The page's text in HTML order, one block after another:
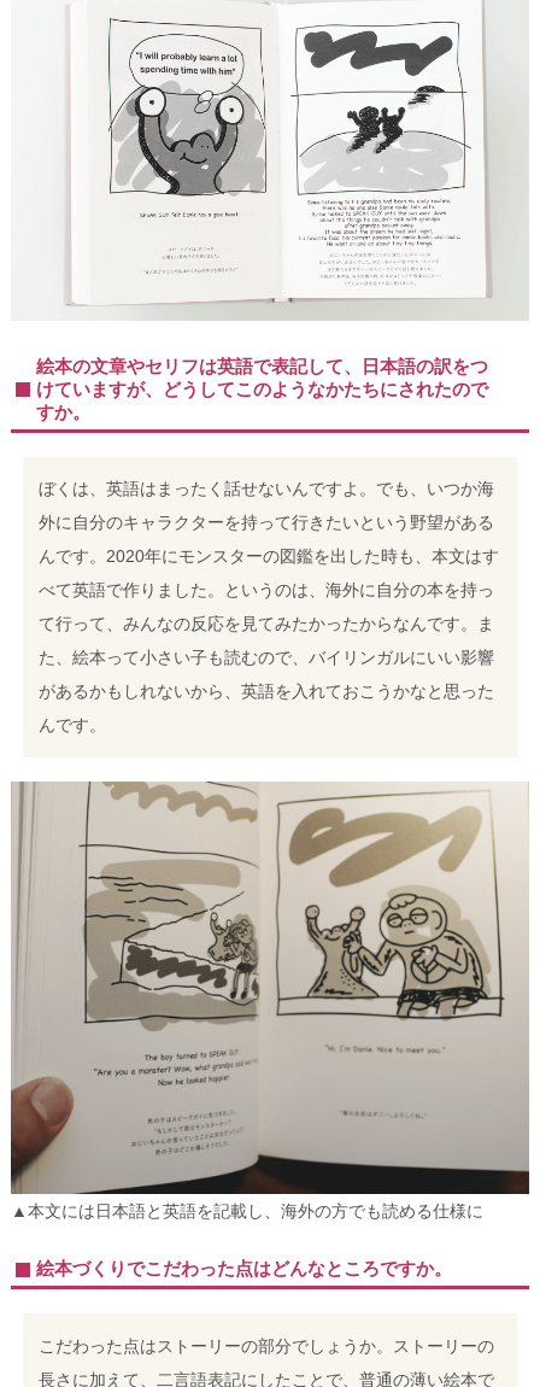
絵本の文章やセリフは英語で表記して、日本語の訳をつ
けていますが、どうしてこのようなかたちにされたので
すか。
ぼくは、英語はまったく話せないんですよ。でも、いつか海
外に自分のキャラクターを持って行きたいという野望がある
んです。2020年にモンスターの図鑑を出した時も、本文はす
べて英語で作りました。というのは、海外に自分の本を持っ
て行って、みんなの反応を見てみたかったからなんです。ま
た、絵本って小さい子も読むので、バイリンガルにいい影響
があるかもしれないから、英語を入れておこうかなと思った
んです。
▲本文には日本語と英語を記載し、海外の方でも読める仕様に
絵本づくりでこだわった点はどんなところですか。
こだわった点はストーリーの部分でしょうか。ストーリーの
長さに加えて、二言語表記にしたことで、普通の薄い絵本で